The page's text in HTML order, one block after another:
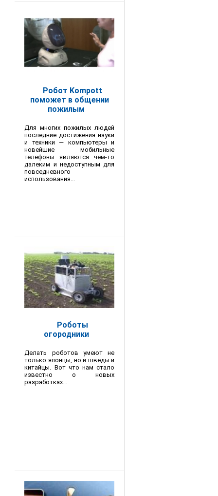
Робот Kompott
поможет в общении
пожилым
Для многих пожилых людей
последние достижения науки
и техники — компьютеры и
новейшие мобильные
телефоны являются чем-то
далеким и недоступным для
повседневного
использования...
Роботы
огородники
Делать роботов умеют не
только японцы, но и шведы и
китайцы. Вот что нам стало
известно о новых
разработках...